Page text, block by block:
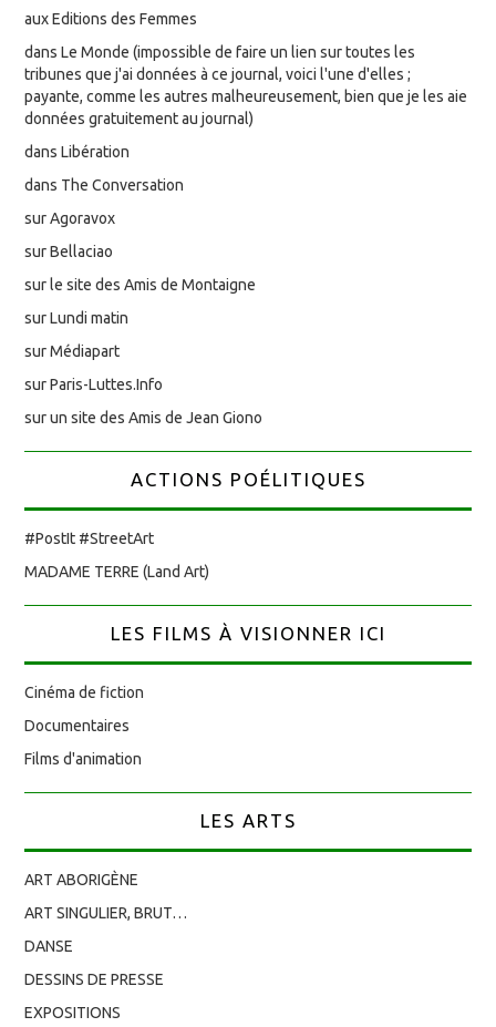
aux Editions des Femmes
dans Le Monde (impossible de faire un lien sur toutes les
tribunes que j'ai données à ce journal, voici l'une d'elles ;
payante, comme les autres malheureusement, bien que je les aie
données gratuitement au journal)
dans Libération
dans The Conversation
sur Agoravox
sur Bellaciao
sur le site des Amis de Montaigne
sur Lundi matin
sur Médiapart
sur Paris-Luttes.Info
sur un site des Amis de Jean Giono
ACTIONS POÉLITIQUES
#PostIt #StreetArt
MADAME TERRE (Land Art)
LES FILMS À VISIONNER ICI
Cinéma de fiction
Documentaires
Films d'animation
LES ARTS
ART ABORIGÈNE
ART SINGULIER, BRUT…
DANSE
DESSINS DE PRESSE
EXPOSITIONS